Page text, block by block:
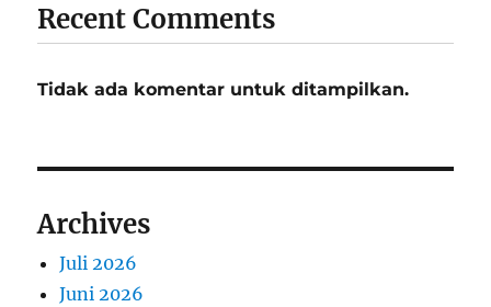
Recent Comments
Tidak ada komentar untuk ditampilkan.
Archives
Juli 2026
Juni 2026